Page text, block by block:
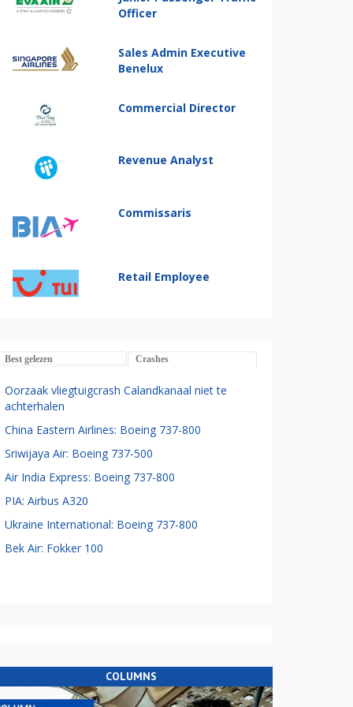
Officer
Sales Admin Executive
Benelux
Commercial Director
Revenue Analyst
Commissaris
Retail Employee
Best gelezen Crashes
Oorzaak vliegtuigcrash Calandkanaal niet te
achterhalen
China Eastern Airlines: Boeing 737-800
Sriwijaya Air: Boeing 737-500
Air India Express: Boeing 737-800
PIA: Airbus A320
Ukraine International: Boeing 737-800
Bek Air: Fokker 100
COLUMNS